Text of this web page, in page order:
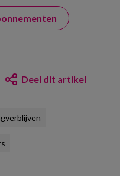
Deel dit artikel